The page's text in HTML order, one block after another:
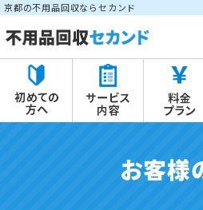
京都の不用品回収ならセカンド
お客様